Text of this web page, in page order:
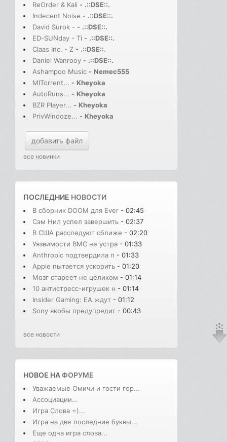
ReOrder & Kali - .::DSE::.
Indecent Noise - .::DSE::.
David Surok - - .::DSE::.
ED-SUNday - Ti - .::DSE::.
Claas Inc. - Z - .::DSE::.
Daniel Wanrooy - .::DSE::.
Ashampoo Music - Nemec555
MITorrent... - Kheyoka
AutoRuns... - Kheyoka
BZR Player... - Kheyoka
PrivWindoze... - Kheyoka
добавить файл
все новинки
ПОСЛЕДНИЕ НОВОСТИ
В сборник DOOM для Ever - 02:45
Сэм Нил успел завершить - 02:37
В США расследуют сближе - 02:20
Уязвимости BMC не устра - 01:33
Anthropic подтвердила п - 01:33
Apple пытается ускорить - 01:20
Мозг стареет не целиком - 01:14
10 антистресс-игрушек н - 01:14
Insider Gaming: EA ждут - 01:12
Sony якобы предупредит - 00:43
все новости
НОВОЕ НАФОРУМЕ
Уважаемые Омичи и гости гор...
Ассоциации...
Игра Слова =)...
Игра на две последние буквы...
Еще одна игра слова...